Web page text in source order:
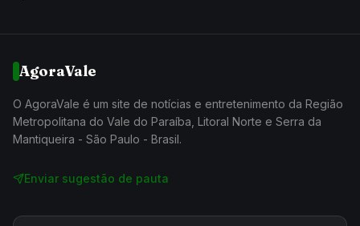
AgoraVale
O AgoraVale é um site de notícias e entretenimento da Região
Metropolitana do Vale do Paraíba, Litoral Norte e Serra da
Mantiqueira - São Paulo - Brasil.
Enviar sugestão de pauta